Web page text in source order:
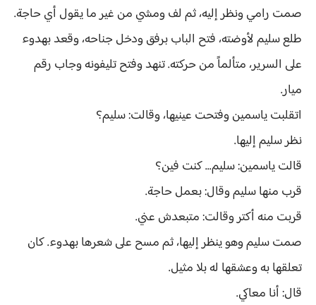
صمت رامي ونظر إليه، ثم لف ومشي من غير ما يقول أي حاجة.
طلع سليم لأوضته، فتح الباب برفق ودخل جناحه، وقعد بهدوء
على السرير، متألماً من حركته. تنهد وفتح تليفونه وجاب رقم
ميار.
اتقلبت ياسمين وفتحت عينيها، وقالت: سليم؟
نظر سليم إليها.
قالت ياسمين: سليم... كنت فين؟
قرب منها سليم وقال: بعمل حاجة.
قربت منه أكتر وقالت: متبعدش عني.
صمت سليم وهو ينظر إليها، ثم مسح على شعرها بهدوء. كان
تعلقها به وعشقها له بلا مثيل.
قال: أنا معاكي.